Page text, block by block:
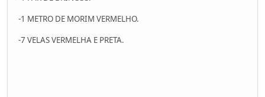
-1 METRO DE MORIM VERMELHO.
-7 VELAS VERMELHA E PRETA.